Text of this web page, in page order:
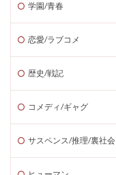
学園/青春
恋愛/ラブコメ
歴史/戦記
コメディ/ギャグ
サスペンス/推理/裏社会